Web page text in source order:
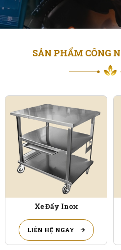
SẢN PHẨM CÔNG
Xe Đẩy Inox
LIÊN HỆ NGAY